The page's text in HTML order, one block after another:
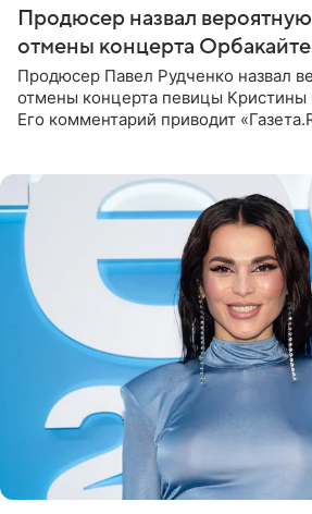
Продюсер назвал
отмены концерта Орбакайте
Продюсер Павел Рудченко назвал
отмены концерта певицы Кристины
Его комментарий приводит